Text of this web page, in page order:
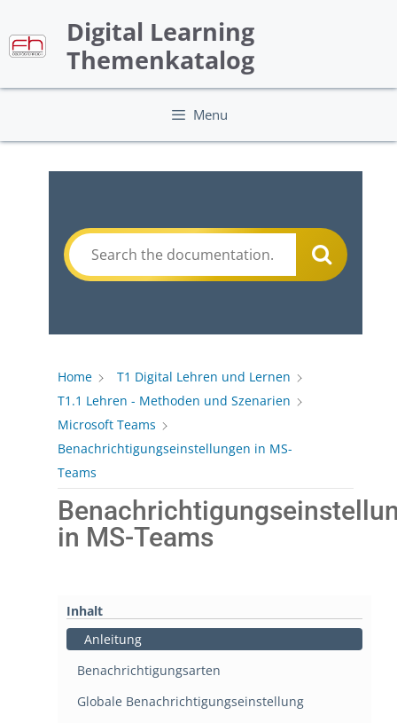
content
Digital Learning
Themenkatalog
Menu
Home
T1 Digital Lehren und Lernen
T1.1 Lehren - Methoden und Szenarien
Microsoft Teams
Benachrichtigungseinstellungen in MS-
Teams
in MS-Teams
Inhalt
Anleitung
Benachrichtigungsarten
Globale Benachrichtigungseinstellung